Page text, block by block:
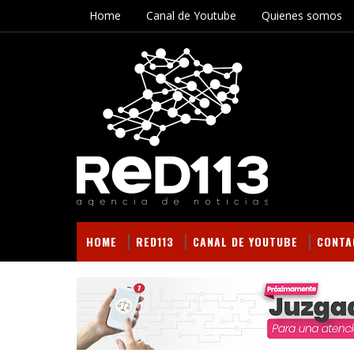
Home Canal de Youtube Quienes somos
HOME RED113 CANAL DE YOUTUBE